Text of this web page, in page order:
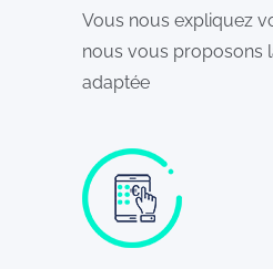
Vous nous expliquez
nous vous proposons
adaptée